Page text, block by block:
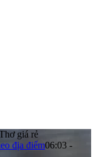
giá rẻ
địa điểm06:03 -